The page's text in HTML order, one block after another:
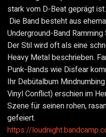
stark vom D-Beat geprägt ist.
Die Band besteht aus
Underground-Band Ramming
Der Stil wird oft als eine
Heavy Metal beschrieben.
Punk-Bands wie Disfear
Ihr Debütalbum
Vinyl Conflict) erschien im
Szene für seinen rohen,
gefeiert.
https://